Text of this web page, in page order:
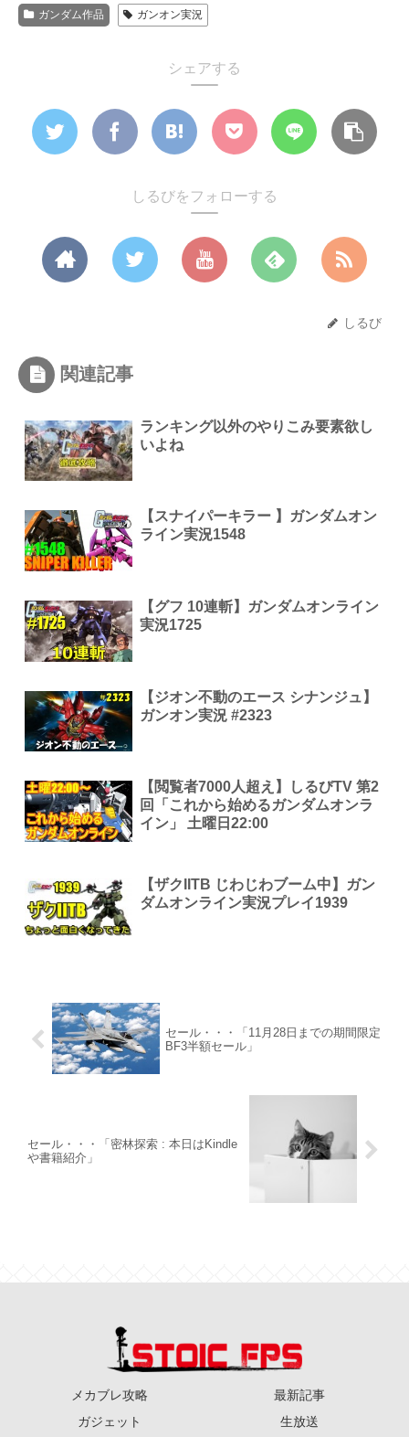
ガンダム作品 ガンオン実況
シェアする
しるびをフォローする
しるび
関連記事
ランキング以外のやりこみ要素欲し
いよね
【スナイパーキラー 】ガンダムオン
ライン実況1548
【グフ 10連斬】ガンダムオンライン
実況1725
【ジオン不動のエース シナンジュ】
ガンオン実況 #2323
【閲覧者7000人超え】しるびTV 第2
回「これから始めるガンダムオンラ
イン」 土曜日22:00
【ザクIITB じわじわブーム中】ガン
ダムオンライン実況プレイ1939
セール・・・「11月28日までの期間限定
BF3半額セール」
セール・・・「密林探索 : 本日はKindle
や書籍紹介」
メカブレ攻略
最新記事
ガジェット
生放送